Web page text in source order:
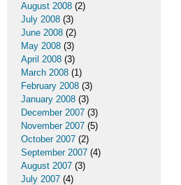
August 2008 (2)
July 2008 (3)
June 2008 (2)
May 2008 (3)
April 2008 (3)
March 2008 (1)
February 2008 (3)
January 2008 (3)
December 2007 (3)
November 2007 (5)
October 2007 (2)
September 2007 (4)
August 2007 (3)
July 2007 (4)